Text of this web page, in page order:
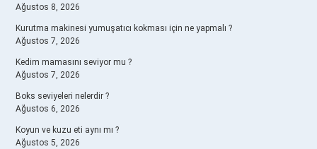
Ağustos 8, 2026
Kurutma makinesi yumuşatıcı kokması için ne yapmalı ?
Ağustos 7, 2026
Kedim mamasını seviyor mu ?
Ağustos 7, 2026
Boks seviyeleri nelerdir ?
Ağustos 6, 2026
Koyun ve kuzu eti aynı mı ?
Ağustos 5, 2026